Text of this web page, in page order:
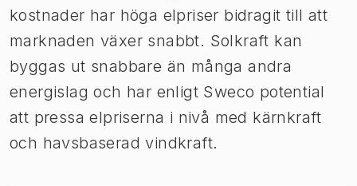
kostnader har höga elpriser bidragit till att
marknaden växer snabbt. Solkraft kan
byggas ut snabbare än många andra
energislag och har enligt Sweco potential
att pressa elpriserna i nivå med kärnkraft
och havsbaserad vindkraft.